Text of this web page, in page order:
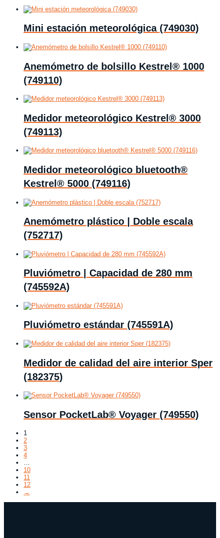
Mini estación meteorológica (749030)
Anemómetro de bolsillo Kestrel® 1000
(749110)
Medidor meteorológico Kestrel® 3000
(749113)
Medidor meteorológico bluetooth®
Kestrel® 5000 (749116)
Anemómetro plástico | Doble escala
(752717)
Pluviómetro | Capacidad de 280 mm
(745592A)
Pluviómetro estándar (745591A)
Medidor de calidad del aire interior Sper
(182375)
Sensor PocketLab® Voyager (749550)
1
2
3
4
…
10
11
12
→